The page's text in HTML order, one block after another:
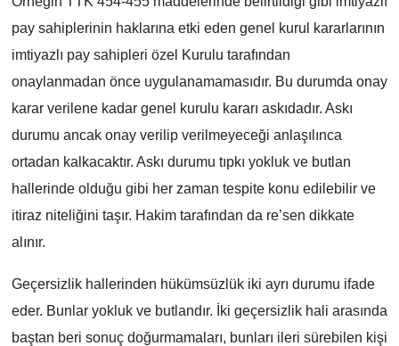
pay sahiplerinin haklarına etki eden genel kurul kararlarının
imtiyazlı pay sahipleri özel Kurulu tarafından
onaylanmadan önce uygulanamamasıdır. Bu durumda onay
karar verilene kadar genel kurulu kararı askıdadır. Askı
durumu ancak onay verilip verilmeyeceği anlaşılınca
ortadan kalkacaktır. Askı durumu tıpkı yokluk ve butlan
hallerinde olduğu gibi her zaman tespite konu edilebilir ve
itiraz niteliğini taşır. Hakim tarafından da re’sen dikkate
alınır.
Geçersizlik hallerinden hükümsüzlük iki ayrı durumu ifade
eder. Bunlar yokluk ve butlandır. İki geçersizlik hali arasında
baştan beri sonuç doğurmamaları, bunları ileri sürebilen kişi